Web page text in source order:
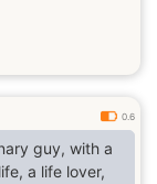
0.6
guy, with a
a life lover,